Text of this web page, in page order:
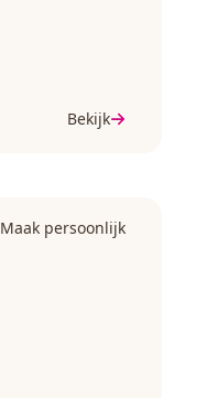
Bekijk
Maak persoonlijk